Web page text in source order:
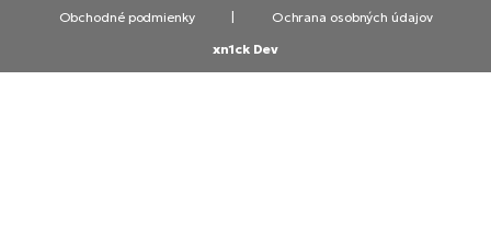
Obchodné podmienky
Ochrana osobných údajov
xn1ck Dev